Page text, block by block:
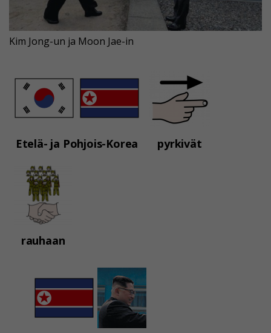
Etelä- ja Pohjois-Korea pyrkivät
rauhaan
Kim Jong-un ja Moon Jae-in